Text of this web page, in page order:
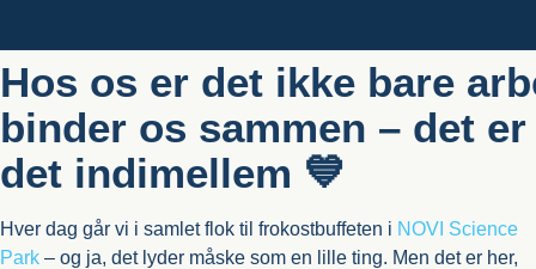
Hos os er det ikke bare
binder os sammen – det
det indimellem 💙
Hver dag går vi i samlet flok til frokostbuffeten i NOVI Science
Park – og ja, det lyder måske som en lille ting. Men det er her,